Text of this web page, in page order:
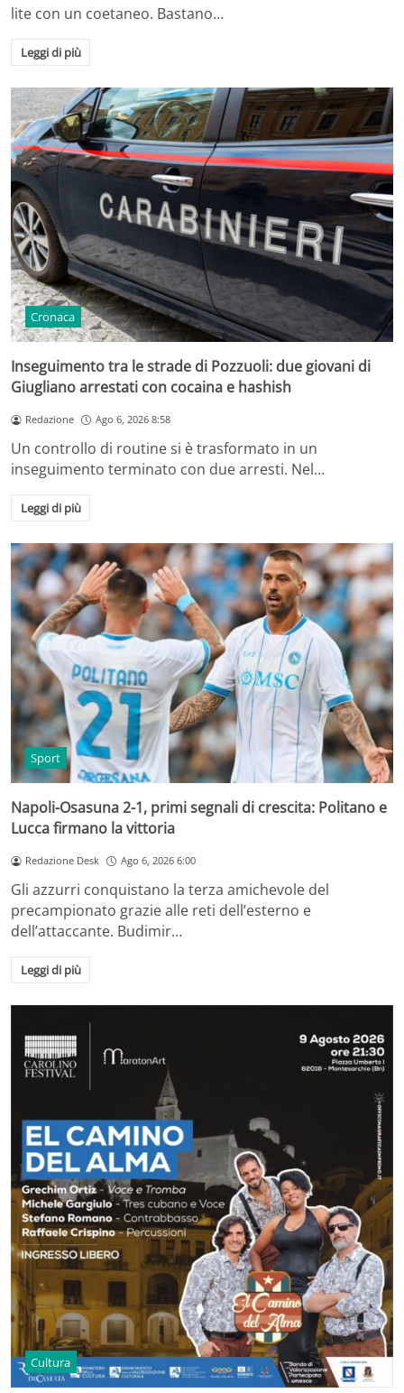
lite con un coetaneo. Bastano…
Leggi di più
Cronaca
Inseguimento tra le strade di Pozzuoli: due giovani di
Giugliano arrestati con cocaina e hashish
Redazione Ago 6, 2026 8:58
Un controllo di routine si è trasformato in un
inseguimento terminato con due arresti. Nel…
Leggi di più
Sport
Napoli-Osasuna 2-1, primi segnali di crescita: Politano e
Lucca firmano la vittoria
Redazione Desk Ago 6, 2026 6:00
Gli azzurri conquistano la terza amichevole del
precampionato grazie alle reti dell’esterno e
dell’attaccante. Budimir…
Leggi di più
Cultura